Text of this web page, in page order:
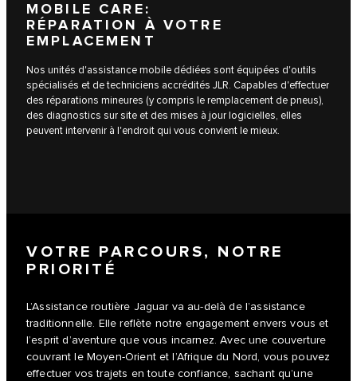
MOBILE CARE:
RÉPARATION À VOTRE
EMPLACEMENT
Nos unités d'assistance mobile dédiées sont équipées d'outils
spécialisés et de techniciens accrédités JLR. Capables d'effectuer
des réparations mineures (y compris le remplacement de pneus),
des diagnostics sur site et des mises à jour logicielles, elles
peuvent intervenir à l'endroit qui vous convient le mieux.
VOTRE PARCOURS, NOTRE
PRIORITÉ
L’Assistance routière Jaguar va au-delà de l’assistance
traditionnelle. Elle reflète notre engagement envers vous et
l’esprit d’aventure que vous incarnez. Avec une couverture
couvrant le Moyen-Orient et l’Afrique du Nord, vous pouvez
effectuer vos trajets en toute confiance, sachant qu’une